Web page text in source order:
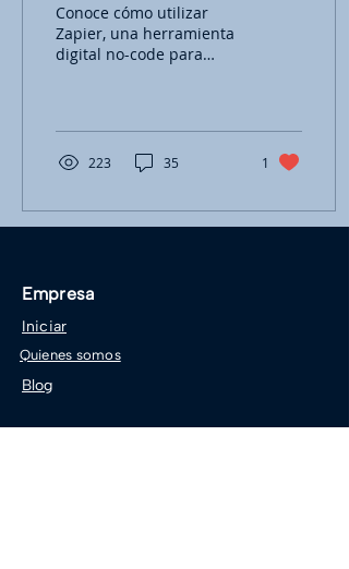
Conoce cómo utilizar
Zapier, una herramienta
digital no-code para
223 35 1
Empresa
Iniciar
Quienes somos
Blog